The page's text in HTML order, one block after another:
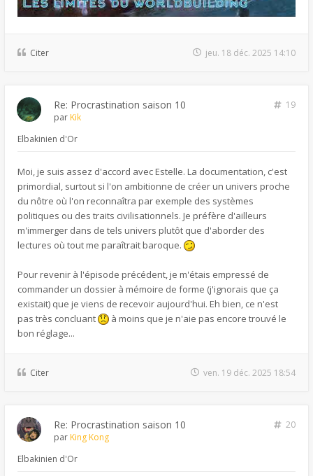
Citer jeu. 18 déc. 2025 14:10
Re: Procrastination saison 10
19
par Kik
Elbakinien d'Or
Moi, je suis assez d'accord avec Estelle. La documentation, c'est
primordial, surtout si l'on ambitionne de créer un univers proche
du nôtre où l'on reconnaîtra par exemple des systèmes
politiques ou des traits civilisationnels. Je préfère d'ailleurs
m'immerger dans de tels univers plutôt que d'aborder des
lectures où tout me paraîtrait baroque.
Pour revenir à l'épisode précédent, je m'étais empressé de
commander un dossier à mémoire de forme (j'ignorais que ça
existait) que je viens de recevoir aujourd'hui. Eh bien, ce n'est
pas très concluant
à moins que je n'aie pas encore trouvé le
bon réglage...
Citer ven. 19 déc. 2025 18:54
Re: Procrastination saison 10
20
par King Kong
Elbakinien d'Or